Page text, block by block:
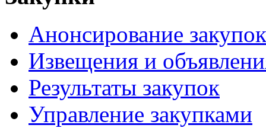
Анонсирование закупок
Извещения и
Результаты закупок
Управление закупками